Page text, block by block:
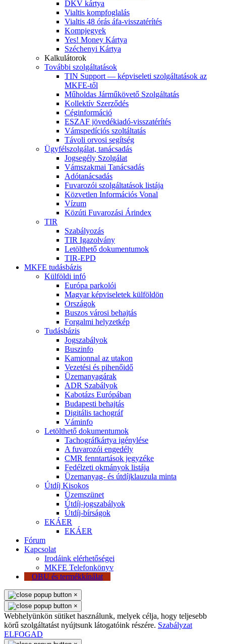
DKV kártya
Vialtis kompfoglalás
Vialtis 48 órás áfa-visszatérítés
Kompjegyek
Yes! Money Kártya
Széchenyi Kártya
Kalkulátorok
További szolgáltatások
TIN Support — képviseleti szolgáltatások az
MKFE-től
Műholdas Járműkövető Szolgáltatás
Kollektív Szerződés
Céginformáció
ESZAF jövedékiadó-visszatérítés
Vámspedíciós szoltáltatás
Távoli orvosi segítség
Ügyfélszolgálat, tanácsadás
Jogsegély Szolgálat
Vámszakmai Tanácsadás
Adótanácsadás
Fuvarozói szolgáltatások listája
Közvetlen Információs Vonal
Vízum
Közúti Fuvarozási Árindex
TIR
Szabályozás
TIR Igazolvány
Letölthető dokumentumok
TIR-EPD
MKFE tudásbázis
Külföldi infó
Európa parkolói
Magyar képviseletek külföldön
Országok
Buszos városi behajtás
Forgalmi helyzetkép
Tudásbázis
Jogszabályok
Buszinfo
Kamionnal az utakon
Vezetési és pihenőidő
Üzemanyagárak
ADR Szabályok
Kabotázs Európában
Budapesti behajtás
Digitális tachográf
Váminfo
Letölthető dokumentumok
Tachográfkártya igénylése
A fuvarozói engedély
CMR fenntartások jegyzéke
Fedélzeti okmányok listája
Üzemanyag- és útdíjklauzula minta
Útdíj Kisokos
Üzemszünet
Útdíj-jogszabályok
Útdíj-bírságok
EKÁER
EKÁER
Fórum
Kapcsolat
Irodáink elérhetőségei
MKFE Telefonkönyv
OBU és termékkínálat
×
×
Webhelyünkön sütiket használunk, melyek célja, hogy teljesebb
körű szolgáltatást nyújtsunk látogatóink részére. Szabályzat
ELFOGAD